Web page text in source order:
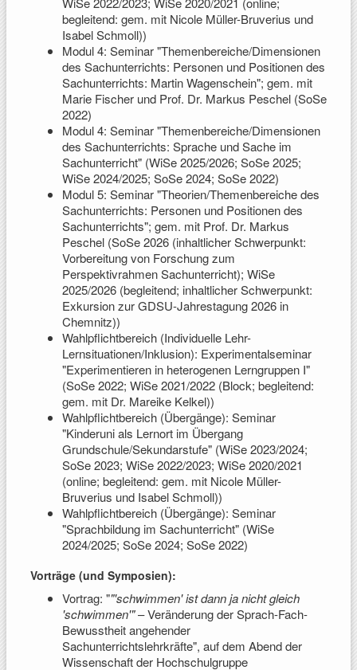
begleitend: gem. mit Nicole Müller-Bruverius und
Isabel Schmoll))
Modul 4: Seminar "Themenbereiche/Dimensionen
des Sachunterrichts: Personen und Positionen des
Sachunterrichts: Martin Wagenschein"; gem. mit
Marie Fischer und Prof. Dr. Markus Peschel (SoSe
2022)
Modul 4: Seminar "Themenbereiche/Dimensionen
des Sachunterrichts: Sprache und Sache im
Sachunterricht" (WiSe 2025/2026; SoSe 2025;
WiSe 2024/2025; SoSe 2024; SoSe 2022)
Modul 5: Seminar "Theorien/Themenbereiche des
Sachunterrichts: Personen und Positionen des
Sachunterrichts"; gem. mit Prof. Dr. Markus
Peschel (SoSe 2026 (inhaltlicher Schwerpunkt:
Vorbereitung von Forschung zum
Perspektivrahmen Sachunterricht); WiSe
2025/2026 (begleitend; inhaltlicher Schwerpunkt:
Exkursion zur GDSU-Jahrestagung 2026 in
Chemnitz))
Wahlpflichtbereich (Individuelle Lehr-
Lernsituationen/Inklusion): Experimentalseminar
"Experimentieren in heterogenen Lerngruppen I"
(SoSe 2022; WiSe 2021/2022 (Block; begleitend:
gem. mit Dr. Mareike Kelkel))
Wahlpflichtbereich (Übergänge): Seminar
"Kinderuni als Lernort im Übergang
Grundschule/Sekundarstufe" (WiSe 2023/2024;
SoSe 2023; WiSe 2022/2023; WiSe 2020/2021
(online; begleitend: gem. mit Nicole Müller-
Bruverius und Isabel Schmoll))
Wahlpflichtbereich (Übergänge): Seminar
"Sprachbildung im Sachunterricht" (WiSe
2024/2025; SoSe 2024; SoSe 2022)
Vorträge (und Symposien):
Vortrag: ""'schwimmen' ist dann ja nicht gleich
'schwimmen'"– Veränderung der Sprach-Fach-
Bewusstheit angehender
Sachunterrichtslehrkräfte", auf dem Abend der
Wissenschaft der Hochschulgruppe